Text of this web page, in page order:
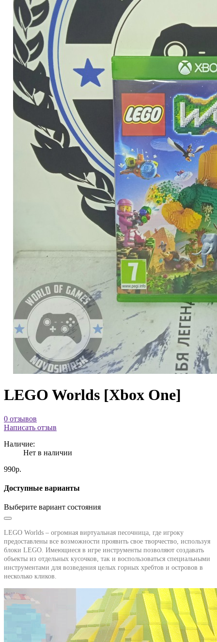
LEGO Worlds [Xbox One]
0 отзывов
Написать отзыв
Наличие:
Нет в наличии
990р.
Доступные варианты
Выберите вариант состояния
LEGO Worlds – огромная виртуальная песочница, где игроку
предоставлены все возможности проявить свое творчество, используя
блоки LEGO. Имеющиеся в игре инструменты позволяют создавать
объекты из отдельных кусочков, так и воспользоваться специальными
инструментами для возведения целых горных хребтов и островов в
несколько кликов.